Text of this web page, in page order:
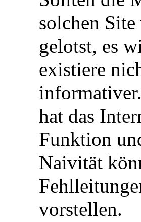
solchen
gelotst, es
existiere
hat das
Funktion
Naivität
vorstellen.